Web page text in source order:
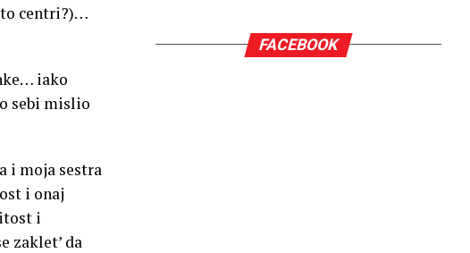
to centri?)…
iako
sebi mislio
i moja sestra
i onaj
i
zaklet’ da
FACEBOOK